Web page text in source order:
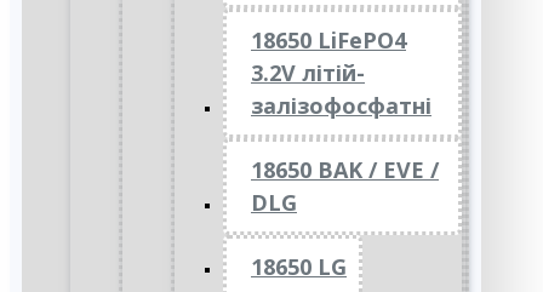
18650 LiFePO4
3.2V літій-
залізофосфатні
18650 BAK / EVE /
DLG
18650 LG